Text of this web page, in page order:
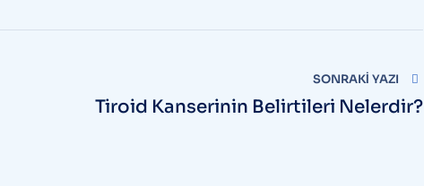
SONRAKI YAZI
Tiroid Kanserinin Belirtileri Nelerdir?